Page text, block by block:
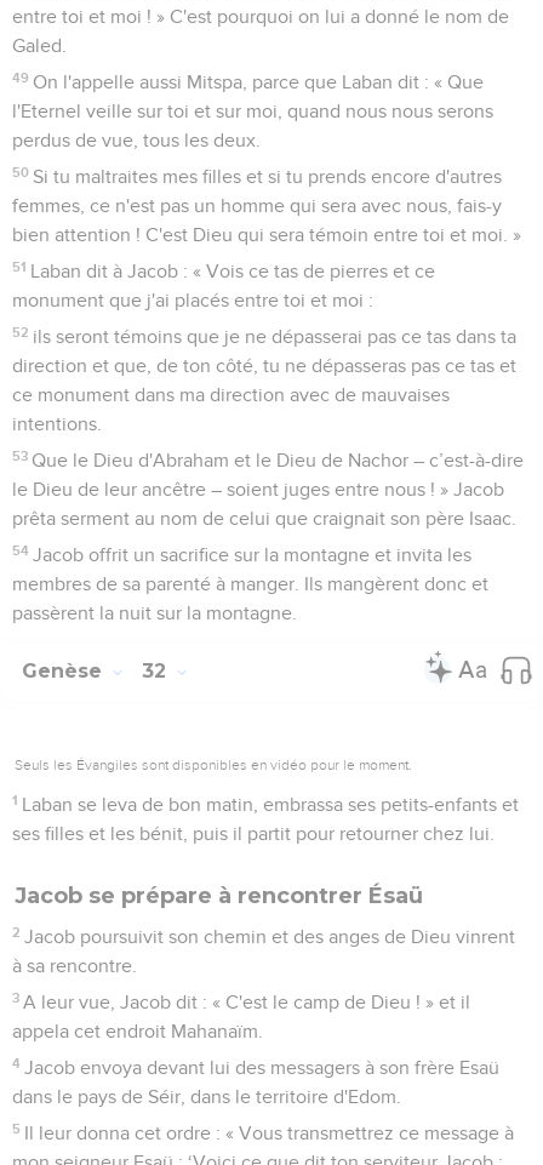
entre toi et moi ! » C'est pourquoi on lui a donné le nom de
Galed.
49 On l'appelle aussi Mitspa, parce que Laban dit : « Que
l'Eternel veille sur toi et sur moi, quand nous nous serons
perdus de vue, tous les deux.
50 Si tu maltraites mes filles et si tu prends encore d'autres
femmes, ce n'est pas un homme qui sera avec nous, fais-y
bien attention ! C'est Dieu qui sera témoin entre toi et moi. »
51 Laban dit à Jacob : « Vois ce tas de pierres et ce
monument que j'ai placés entre toi et moi :
52 ils seront témoins que je ne dépasserai pas ce tas dans ta
direction et que, de ton côté, tu ne dépasseras pas ce tas et
ce monument dans ma direction avec de mauvaises
intentions.
53 Que le Dieu d'Abraham et le Dieu de Nachor – c’est-à-dire
le Dieu de leur ancêtre – soient juges entre nous ! » Jacob
prêta serment au nom de celui que craignait son père Isaac.
54 Jacob offrit un sacrifice sur la montagne et invita les
membres de sa parenté à manger. Ils mangèrent donc et
passèrent la nuit sur la montagne.
Genèse 32
Seuls les Évangiles sont disponibles en vidéo pour le moment.
1 Laban se leva de bon matin, embrassa ses petits-enfants et
ses filles et les bénit, puis il partit pour retourner chez lui.
Jacob se prépare à rencontrer Ésaü
2 Jacob poursuivit son chemin et des anges de Dieu vinrent
à sa rencontre.
3 A leur vue, Jacob dit : « C'est le camp de Dieu ! » et il
appela cet endroit Mahanaïm.
4 Jacob envoya devant lui des messagers à son frère Esaü
dans le pays de Séir, dans le territoire d'Edom.
5 Il leur donna cet ordre : « Vous transmettrez ce message à